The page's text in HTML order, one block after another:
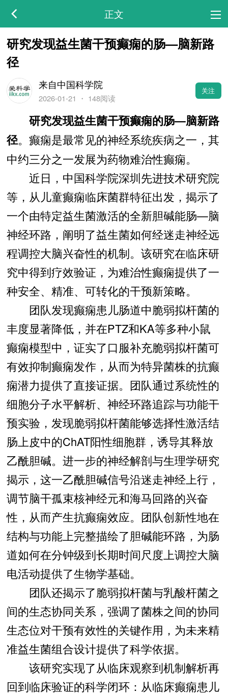
正文
研究发现益生菌干预癫痫的肠—脑新路
径
来自中国科学院
2026-01-21 ・ 148阅读
关注
研究发现益生菌干预癫痫的肠—脑新路
径。癫痫是最常见的神经系统疾病之一，其
中约三分之一发展为药物难治性癫痫。
近日，中国科学院深圳先进技术研究院
等，从儿童癫痫临床菌群特征出发，揭示了
一个由特定益生菌激活的全新胆碱能肠—脑
神经环路，阐明了益生菌如何经迷走神经远
程调控大脑兴奋性的机制。该研究在临床研
究中得到疗效验证，为难治性癫痫提供了一
种安全、精准、可转化的干预新策略。
团队发现癫痫患儿肠道中脆弱拟杆菌的
丰度显著降低，并在PTZ和KA等多种小鼠
癫痫模型中，证实了口服补充脆弱拟杆菌可
有效抑制癫痫发作，从而为特异菌株的抗癫
痫潜力提供了直接证据。团队通过系统性的
细胞分子水平解析、神经环路追踪与功能干
预实验，发现脆弱拟杆菌能够选择性激活结
肠上皮中的ChAT阳性细胞群，诱导其释放
乙酰胆碱。进一步的神经解剖与生理学研究
揭示，这一乙酰胆碱信号沿迷走神经上行，
调节脑干孤束核神经元和海马回路的兴奋
性，从而产生抗癫痫效应。团队创新性地在
结构与功能上完整描绘了胆碱能环路，为肠
道如何在分钟级到长期时间尺度上调控大脑
电活动提供了生物学基础。
团队还揭示了脆弱拟杆菌与乳酸杆菌之
间的生态协同关系，强调了菌株之间的协同
生态位对干预有效性的关键作用，为未来精
准益生菌组合设计提供了科学依据。
该研究实现了从临床观察到机制解析再
回到临床验证的科学闭环：从临床癫痫患儿